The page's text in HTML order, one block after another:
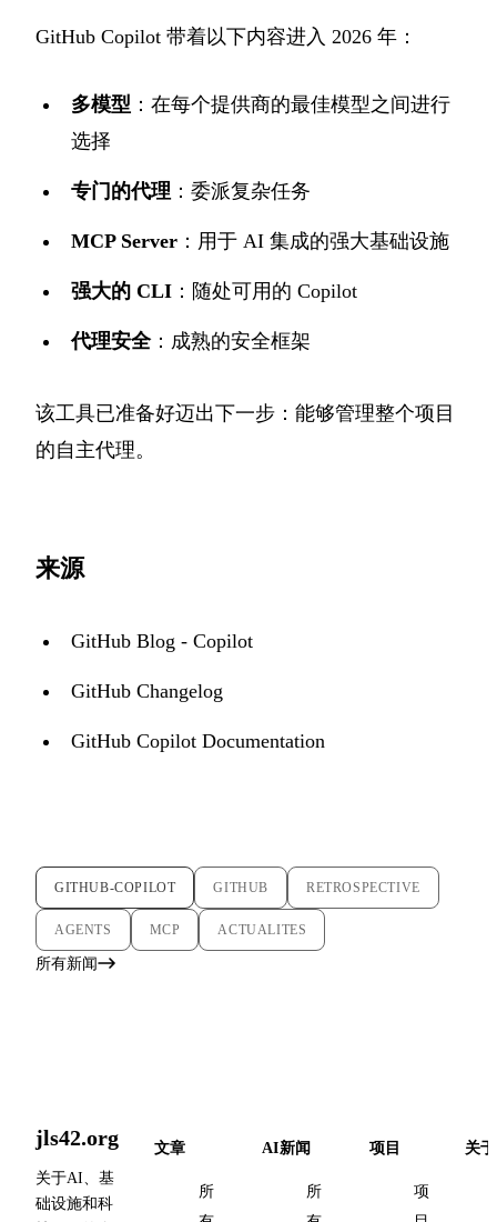
GitHub Copilot 带着以下内容进入 2026 年：
多模型 ：在每个提供商的最佳模型之间进行
选择
专门的代理 ：委派复杂任务
MCP Server ：用于 AI 集成的强大基础设施
强大的 CLI ：随处可用的 Copilot
代理安全：成熟的安全框架
该工具已准备好迈出下一步：能够管理整个项目
的自主代理。
来源
GitHub Blog - Copilot
GitHub Changelog
GitHub Copilot Documentation
GITHUB-COPILOT GITHUB RETROSPECTIVE
AGENTS MCP ACTUALITES
所有新闻
jls42.org
关于AI、基
础设施和科
文章
所
AI新闻
所
项目
项
关于